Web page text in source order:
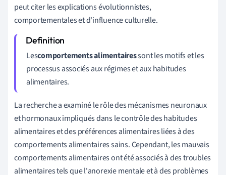
peut citer les explications évolutionnistes,
comportementales et d'influence culturelle.
Lescomportements alimentairessont les motifs et les
processus associés aux régimes et aux habitudes
alimentaires.
La recherche a examiné le rôle des mécanismes neuronaux
et hormonaux impliqués dans le contrôle des habitudes
alimentaires et des préférences alimentaires liées à des
comportements alimentaires sains. Cependant, les mauvais
comportements alimentaires ont été associés à des troubles
alimentaires tels que l'anorexie mentale et à des problèmes